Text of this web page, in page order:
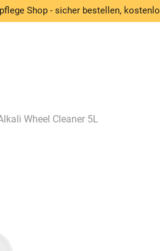
Shop - sicher bestellen,
Wheel Cleaner 5L